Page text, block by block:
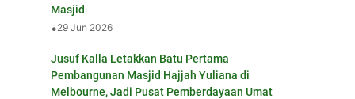
Masjid
•29 Jun 2026
Jusuf Kalla Letakkan Batu Pertama
Pembangunan Masjid Hajjah Yuliana di
Melbourne, Jadi Pusat Pemberdayaan Umat